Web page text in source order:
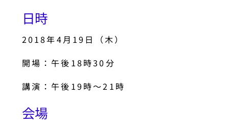
日時
2018年4月19日（木）
開場：午後18時30分
講演：午後19時〜21時
会場